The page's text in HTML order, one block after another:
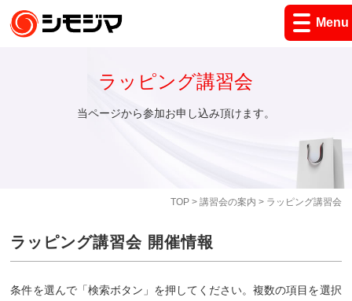
Menu
TOP> 講習会の案内 > ラッピング講習会
ラッピング講習会
当ページから参加お申し込み頂けます。
ラッピング講習会 開催情報
条件を選んで「検索ボタン」を押してください。複数の項目を選択